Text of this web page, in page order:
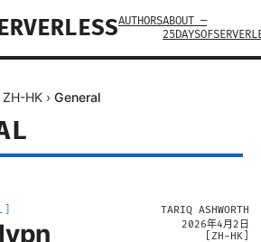
AUTHORSABOUT —
ZH-HK › General
TARIQ ASHWORTH
2026年4月2日
[ZH-HK